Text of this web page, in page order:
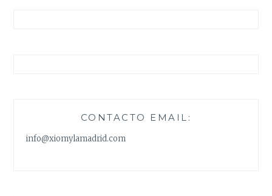
CONTACTO EMAIL:
info@xiomylamadrid.com